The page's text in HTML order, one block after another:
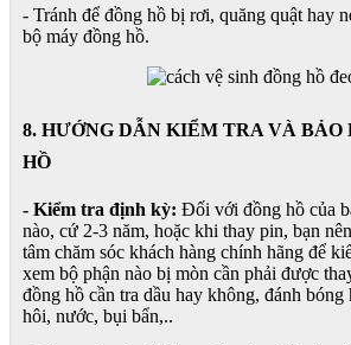
- Tránh để đồng hồ bị rơi, quăng quật hay
bộ máy đồng hồ.
8. HƯỚNG DẪN KIỂM TRA VÀ BẢO
HỒ
- Kiểm tra định kỳ: Đối với đồng hồ của
nào, cứ 2-3 năm, hoặc khi thay pin, bạn
tâm chăm sóc khách hàng chính hãng để
xem bộ phận nào bị mòn cần phải được
đồng hồ cần tra dầu hay không, đánh bóng
hôi, nước, bụi bẩn,..